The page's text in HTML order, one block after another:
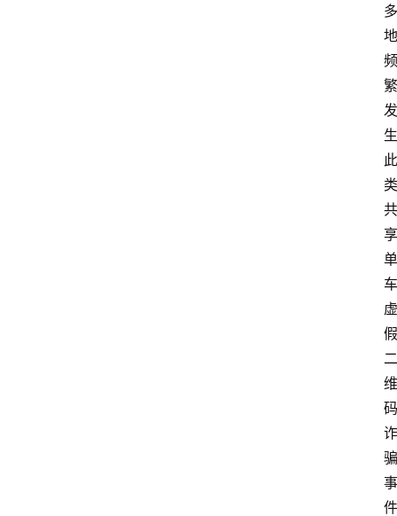
多
地
频
繁
发
生
此
类
共
享
单
车
虚
假
二
维
码
诈
骗
事
件